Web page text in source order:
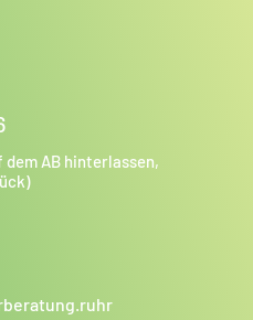
AB hinterlassen,